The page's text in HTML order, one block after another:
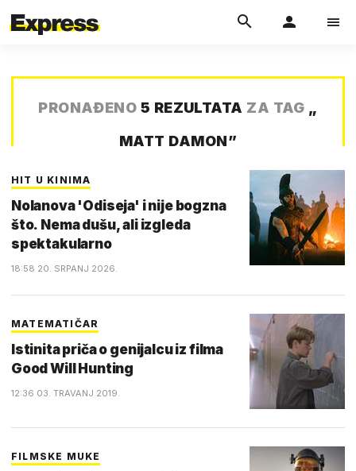
PRONAĐENO 5 REZULTATA ZA TAG „
MATT DAMON”
HIT U KINIMA
Nolanova 'Odiseja' i nije bogzna
što. Nema dušu, ali izgleda
spektakularno
18:58 20. SRPANJ 2026.
MATEMATIČAR
Istinita priča o genijalcu iz filma
Good Will Hunting
12:36 03. TRAVANJ 2019.
FILMSKE MUKE